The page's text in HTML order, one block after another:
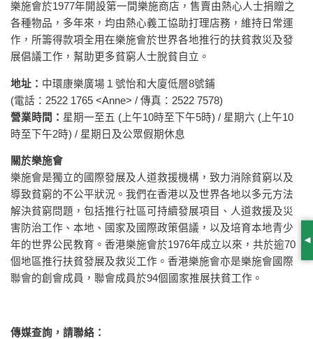
樂施會於1977年開設第一間樂施商店，售賣由熱心人士捐贈之
各種物品，多年來，均由熱心義工協助打理店務，維持日常運
作，所籌得款項全用在樂施會於世界各地推行的扶貧救災及發
展倡議工作，幫助更多貧窮人士脫貧自立。
地址： 中環康樂廣場１號怡和大廈低層8號鋪
(電話：2522 1765 <Anne> / 傳真：2522 7578)
營業時間： 星期一至五 (上午10時至下午5時) / 星期六 (上午10
時至下午2時) / 星期日及公眾假期休息
關於樂施會
樂施會是獨立的國際發展及人道救援機構，致力消除貧窮以及
導致貧窮的不公平狀況。我們在香港以及世界各地以多元方法
解決貧窮問題，包括推行社區可持續發展項目、人道救援及災
害防治工作、本地、國家及國際政策倡議，以及培育本地青少
年的世界公民教育。香港樂施會於1976年成立以來，共於逾70
個地區推行扶貧發展及救災工作。香港樂施會亦是樂施會國際
聯會的創會成員，聯會成員於94個國家推展扶貧工作。
傳媒查詢，請聯絡：